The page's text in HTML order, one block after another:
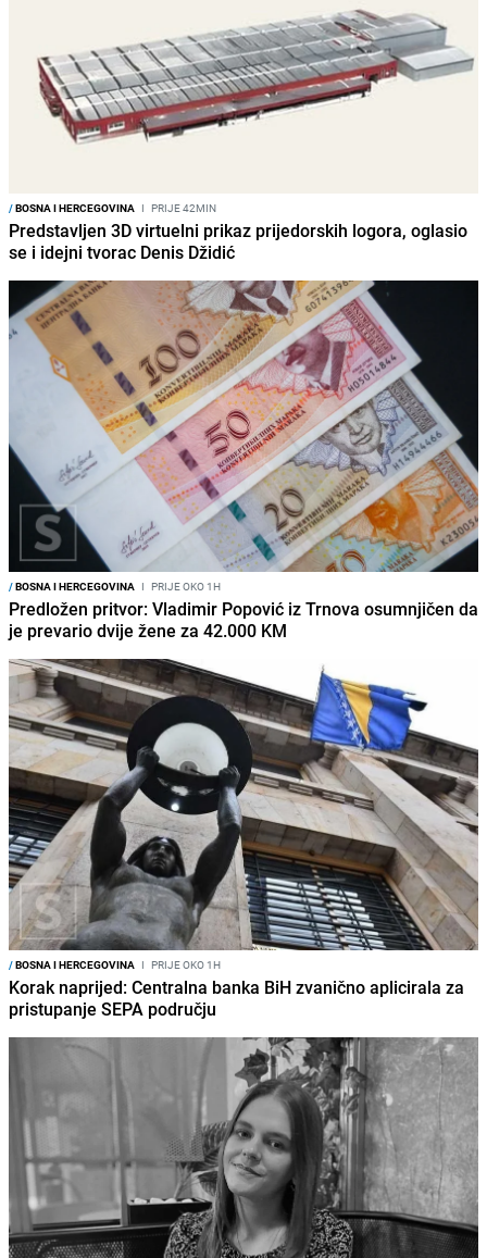
/BOSNA I HERCEGOVINA I PRIJE 42MIN
Predstavljen 3D virtuelni prikaz prijedorskih logora, oglasio
se i idejni tvorac Denis Džidić
/BOSNA I HERCEGOVINA I PRIJE OKO 1H
Predložen pritvor: Vladimir Popović iz Trnova osumnjičen da
je prevario dvije žene za 42.000 KM
/BOSNA I HERCEGOVINA I PRIJE OKO 1H
Korak naprijed: Centralna banka BiH zvanično aplicirala za
pristupanje SEPA području